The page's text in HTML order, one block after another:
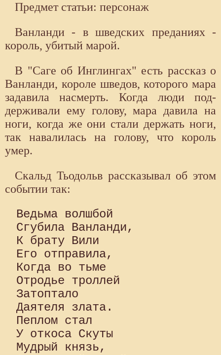
Предмет статьи: персонаж
Ванланди - в шведских преданиях -
король, убитый марой.
В "Саге об Инглингах" есть рассказ о
Ванланди, короле шведов, которого мара
задавила насмерть. Когда люди под­
держивали ему голову, мара давила на
ноги, когда же они стали держать ноги,
так навалилась на голову, что король
умер.
Скальд Тьодольв рассказывал об этом
событии так:
Ведьма волшбой
Сгубила Ванланди,
К брату Вили
Его отправила,
Когда во тьме
Отродье троллей
Затоптало
Даятеля злата.
Пеплом стал
У откоса Скуты
Мудрый князь,